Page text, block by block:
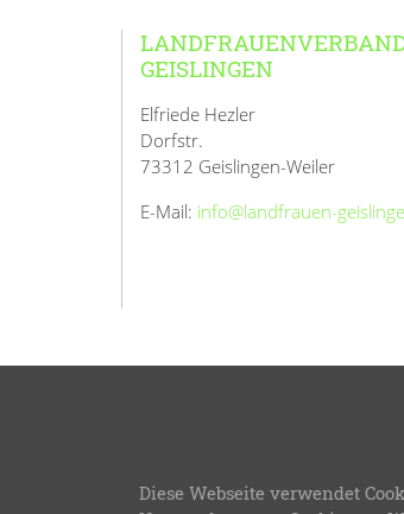
GEISLINGEN
Elfriede Hezler
Dorfstr.
73312 Geislingen-Weiler
E-Mail: info@landfrauen-
Diese Webseite verwendet